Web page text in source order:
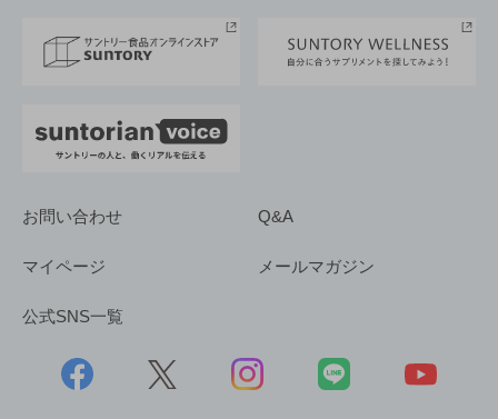
採用情報
お問い合わせ Q&A
マイページ メールマガジン
公式SNS一覧